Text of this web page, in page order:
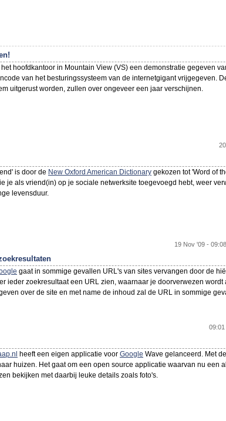
het hoofdkantoor in Mountain View (VS) een demonstratie gegeven
van het besturingssysteem van de internetgigant vrijgegeven.
uitgerust worden, zullen over ongeveer een jaar verschijnen.
is door de New Oxford American Dictionary gekozen tot 'Word of
je als vriend(in) op je sociale netwerksite toegevoegd hebt, weer
levensduur.
19 Nov '09 -
gaat in sommige gevallen URL's van sites vervangen door de
ieder zoekresultaat een URL zien, waarnaar je doorverwezen
over de site en met name de inhoud zal de URL in sommige
09:01
heeft een eigen applicatie voor Google Wave gelanceerd. Met
huizen. Het gaat om een open source applicatie waarvan nu een
bekijken met daarbij leuke details zoals foto's.